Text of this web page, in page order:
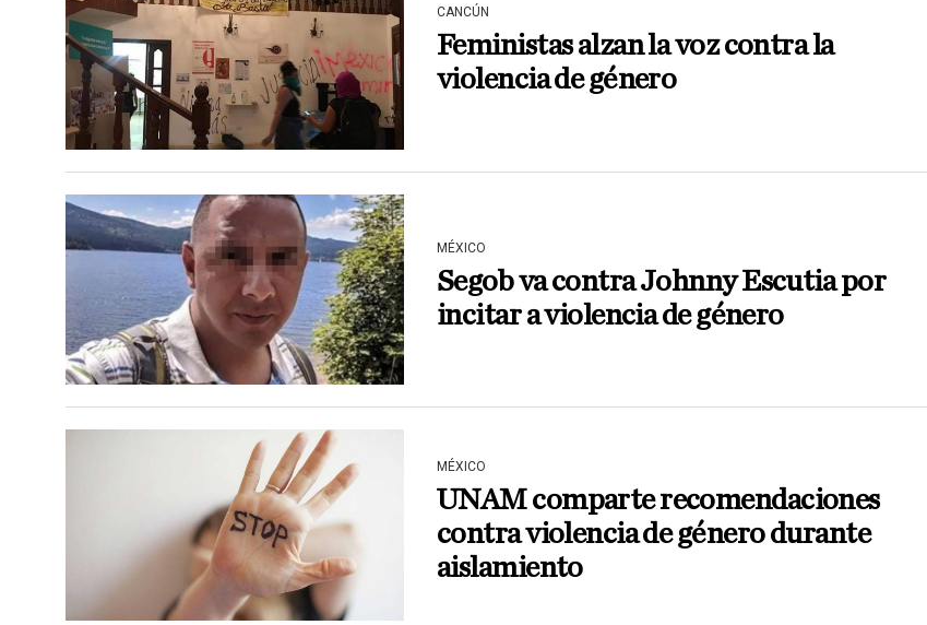
CANCÚN
Feministas alzan la voz contra la
violencia de género
MÉXICO
Segob va contra Johnny Escutia por
incitar a violencia de género
MÉXICO
UNAM comparte recomendaciones
contra violencia de género durante
aislamiento